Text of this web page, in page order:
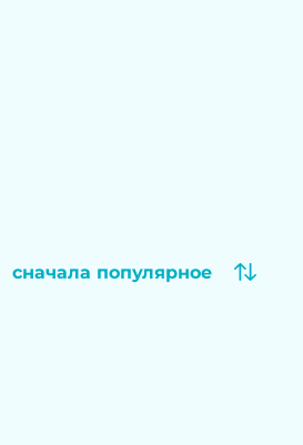
сначала популярное